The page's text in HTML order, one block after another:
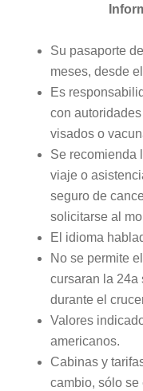
Su pasaporte
meses, desde
Es
con
visados o
Se recomienda
viaje o
seguro de
solicitarse al
El idioma
No se permite
cursaran la 24a
durante el
Valores
americanos.
Cabinas y
cambio, sólo se